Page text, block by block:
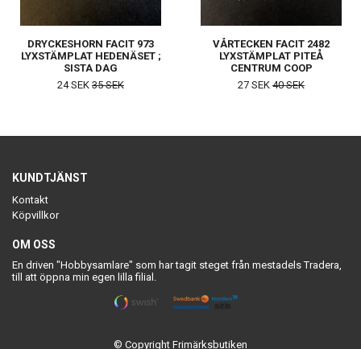
DRYCKESHORN FACIT 973
LYXSTÄMPLAT HEDENÄSET ;
SISTA DAG
24 SEK 35 SEK
VÅRTECKEN FACIT 2482
LYXSTÄMPLAT PITEÅ
CENTRUM COOP
27 SEK 40 SEK
KUNDTJÄNST
Kontakt
Köpvillkor
OM OSS
En driven "Hobbysamlare" som har tagit steget från mestadels Tradera,
till att öppna min egen lilla filial.
© Copyright Frimärksbutiken